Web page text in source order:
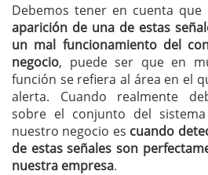
Debemos tener en cuenta que
aparición de una de estas
un mal funcionamiento del
negocio, puede ser que en
función se refiera al área en el
alerta. Cuando realmente
sobre el conjunto del
nuestro negocio es cuando
de estas señales son
nuestra empresa.